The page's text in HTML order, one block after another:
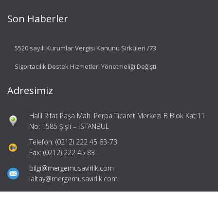
Son Haberler
5520 sayılı Kurumlar Vergisi Kanunu Sirküleri /73
Sigortacılık Destek Hizmetleri Yönetmeliği Değişti
Adresimiz
Halil Rıfat Paşa Mah. Perpa Ticaret Merkezi B Blok Kat:11
No: 1585 Şişli – İSTANBUL
Telefon: (0212) 222 45 63-73
Fax: (0212) 222 45 83
bilgi@mergemusavirlik.com
ialtay@mergemusavirlik.com